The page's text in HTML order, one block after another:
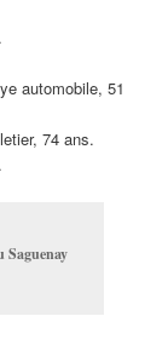
automobile, 51
74 ans.
Saguenay